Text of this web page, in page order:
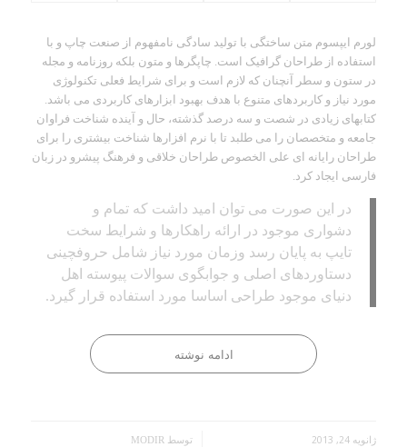
لورم ایپسوم متن ساختگی با تولید سادگی نامفهوم از صنعت چاپ و با
استفاده از طراحان گرافیک است. چاپگرها و متون بلکه روزنامه و مجله
در ستون و سطر آنچنان که لازم است و برای شرایط فعلی تکنولوژی
مورد نیاز و کاربردهای متنوع با هدف بهبود ابزارهای کاربردی می باشد.
کتابهای زیادی در شصت و سه درصد گذشته، حال و آینده شناخت فراوان
جامعه و متخصصان را می طلبد تا با نرم افزارها شناخت بیشتری را برای
طراحان رایانه ای علی الخصوص طراحان خلاقی و فرهنگ پیشرو در زبان
فارسی ایجاد کرد.
در این صورت می توان امید داشت که تمام و
دشواری موجود در ارائه راهکارها و شرایط سخت
تایپ به پایان رسد وزمان مورد نیاز شامل حروفچینی
دستاوردهای اصلی و جوابگوی سوالات پیوسته اهل
دنیای موجود طراحی اساسا مورد استفاده قرار گیرد.
ادامه نوشته
ژانویه 24, 2013 توسط MODIR